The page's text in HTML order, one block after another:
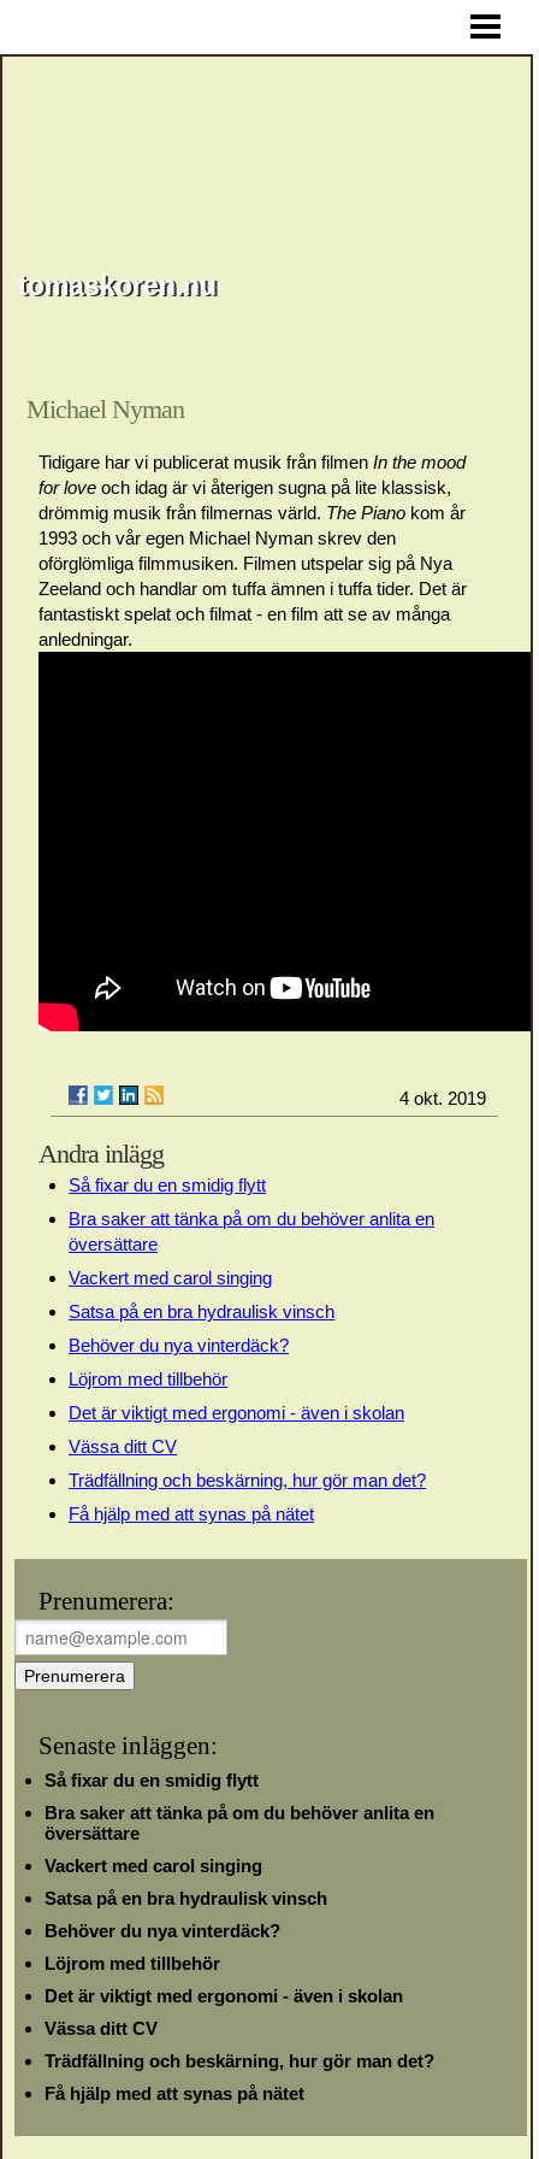
tomaskoren.nu
Michael Nyman
Tidigare har vi publicerat musik från filmen In the mood
for love och idag är vi återigen sugna på lite klassisk,
drömmig musik från filmernas värld. The Piano kom år
1993 och vår egen Michael Nyman skrev den
oförglömliga filmmusiken. Filmen utspelar sig på Nya
Zeeland och handlar om tuffa ämnen i tuffa tider. Det är
fantastiskt spelat och filmat - en film att se av många
anledningar.
4 okt. 2019
Andra inlägg
Så fixar du en smidig flytt
Bra saker att tänka på om du behöver anlita en
översättare
Vackert med carol singing
Satsa på en bra hydraulisk vinsch
Behöver du nya vinterdäck?
Löjrom med tillbehör
Det är viktigt med ergonomi - även i skolan
Vässa ditt CV
Trädfällning och beskärning, hur gör man det?
Få hjälp med att synas på nätet
Prenumerera:
Senaste inläggen:
Så fixar du en smidig flytt
Bra saker att tänka på om du behöver anlita en
översättare
Vackert med carol singing
Satsa på en bra hydraulisk vinsch
Behöver du nya vinterdäck?
Löjrom med tillbehör
Det är viktigt med ergonomi - även i skolan
Vässa ditt CV
Trädfällning och beskärning, hur gör man det?
Få hjälp med att synas på nätet